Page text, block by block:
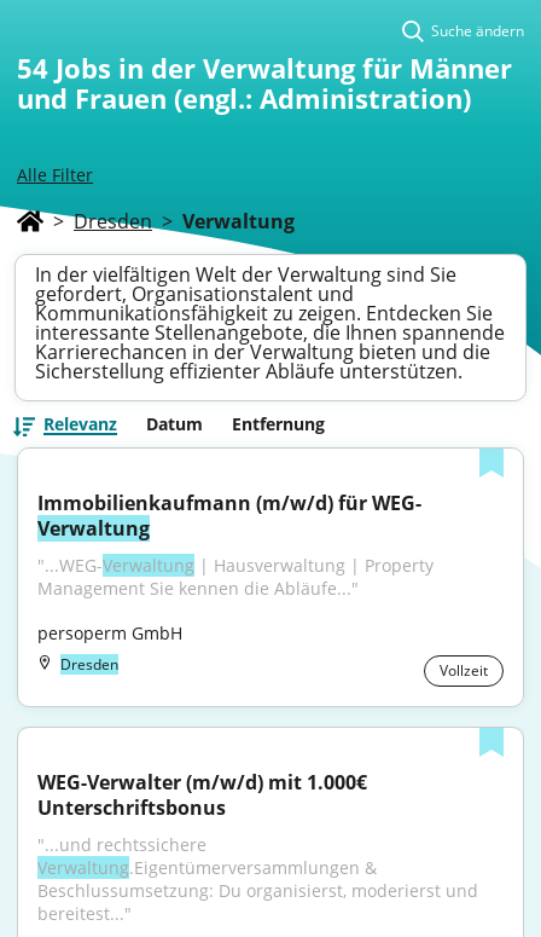
Alle Filter
Suche ändern
54 Jobs in der Verwaltung für Männer
und Frauen (engl.: Administration)
> Dresden > Verwaltung
In der vielfältigen Welt der Verwaltung sind Sie
gefordert, Organisationstalent und
Kommunikationsfähigkeit zu zeigen. Entdecken Sie
interessante Stellenangebote, die Ihnen spannende
Karrierechancen in der Verwaltung bieten und die
Sicherstellung effizienter Abläufe unterstützen.
Relevanz Datum Entfernung
Immobilienkaufmann (m/w/d) für WEG-
Verwaltung
"...WEG-Verwaltung | Hausverwaltung | Property
Management Sie kennen die Abläufe..."
persoperm GmbH
Dresden Vollzeit
WEG-Verwalter (m/w/d) mit 1.000€
Unterschriftsbonus
Verwaltung.Eigentümerversammlungen &
Beschlussumsetzung: Du organisierst, moderierst und
bereitest..."